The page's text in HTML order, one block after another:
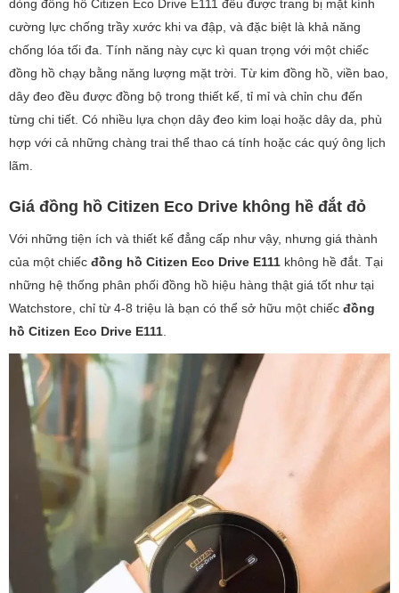
dòng đồng hồ Citizen Eco Drive E111 đều được trang bị mặt kính
cường lực chống trầy xước khi va đập, và đặc biệt là khả năng
chống lóa tối đa. Tính năng này cực kì quan trọng với một chiếc
đồng hồ chạy bằng năng lượng mặt trời. Từ kim đồng hồ, viền bao,
dây đeo đều được đồng bộ trong thiết kế, tỉ mỉ và chỉn chu đến
từng chi tiết. Có nhiều lựa chọn dây đeo kim loại hoặc dây da, phù
hợp với cả những chàng trai thể thao cá tính hoặc các quý ông lịch
lãm.
Giá đồng hồ Citizen Eco Drive không hề đắt đỏ
Với những tiện ích và thiết kế đẳng cấp như vậy, nhưng giá thành
của một chiếc đồng hồ Citizen Eco Drive E111 không hề đắt. Tại
những hệ thống phân phối đồng hồ hiệu hàng thật giá tốt như tại
Watchstore, chỉ từ 4-8 triệu là bạn có thể sở hữu một chiếc đồng
hồ Citizen Eco Drive E111